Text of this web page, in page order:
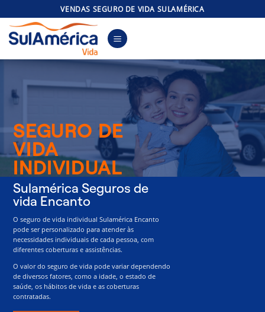
to
content
VENDAS SEGURO DE VIDA SULAMÉRICA
SEGURO DE
VIDA
INDIVIDUAL
Sulamérica Seguros de
vida Encanto
O seguro de vida individual Sulamérica Encanto
pode ser personalizado para atender às
necessidades individuais de cada pessoa, com
diferentes coberturas e assistências.
O valor do seguro de vida pode variar dependendo
de diversos fatores, como a idade, o estado de
saúde, os hábitos de vida e as coberturas
contratadas.